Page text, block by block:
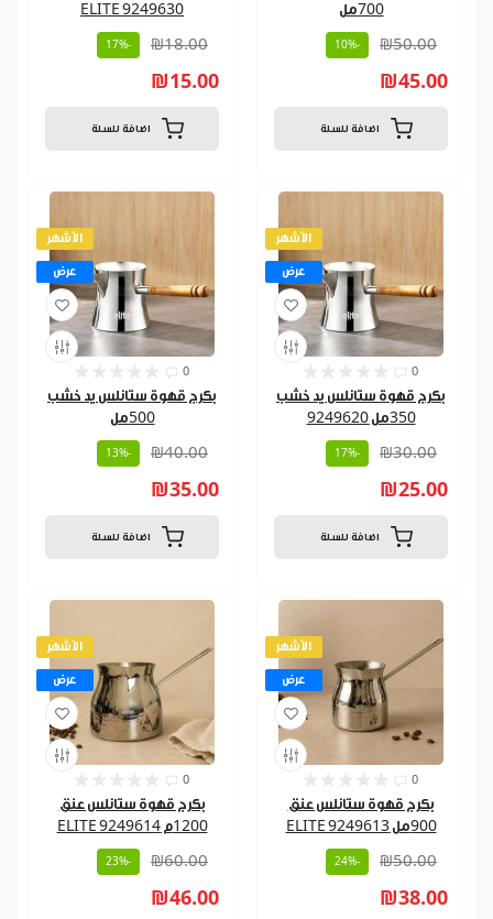
ELITE 9249630
₪18.00
-17%
₪15.00
اضافة للسلة
700مل
₪50.00
-10%
₪45.00
اضافة للسلة
الأشهر
عرض
0
بكرج قهوة ستانلس يد خشب
500مل
₪40.00
-13%
₪35.00
اضافة للسلة
الأشهر
عرض
0
بكرج قهوة ستانلس يد خشب
350مل 9249620
₪30.00
-17%
₪25.00
اضافة للسلة
الأشهر
عرض
0
بكرج قهوة ستانلس عنق
1200م ELITE 9249614
₪60.00
-23%
₪46.00
الأشهر
عرض
0
بكرج قهوة ستانلس عنق
900مل ELITE 9249613
₪50.00
-24%
₪38.00